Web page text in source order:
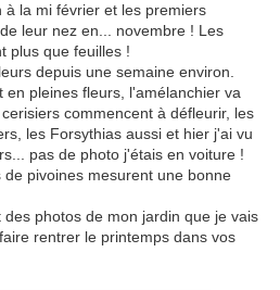
la mi février et les premiers
leur nez en... novembre ! Les
plus que feuilles !
depuis une semaine environ.
en pleines fleurs, l'amélanchier va
commencent à défleurir, les
les Forsythias aussi et hier j'ai vu
pas de photo j'étais en voiture !
pivoines mesurent une bonne
photos de mon jardin que je vais
rentrer le printemps dans vos